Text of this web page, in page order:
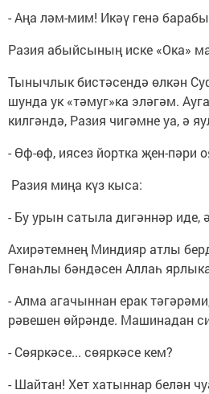
- Аңа ләм-мим! Икәү генә
Разия абыйсының иске «Ока»
Тынычлык бистәсендә өлкән
шунда ук «тәмуг»ка эләгәм.
килгәндә, Разия чигәмне уа, ә
- Өф-өф, иясез йортка җен-
Разия миңа күз кыса:
- Бу урын сатыла дигәннәр иде,
Ахирәтемнең Миндияр атлы
Гөнаһлы бәндәсен Аллаһ
- Алма агачыннан ерак
рәвешен өйрәнде. Машинадан
- Сөяркәсе... сөяркәсе кем?
- Шайтан! Хет хатыннар белән